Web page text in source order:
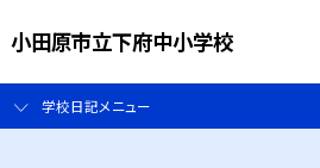
小田原市立下府中小学校
学校日記メニュー